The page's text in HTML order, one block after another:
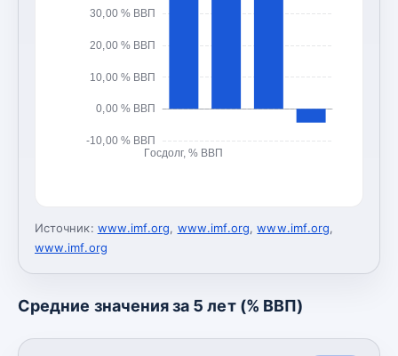
-10,00 % ВВП
0,00 % ВВП
10,00 % ВВП
20,00 % ВВП
30,00 % ВВП
Госдолг, % ВВП
Источник: www.imf.org, www.imf.org,www.imf.org,
www.imf.org
Средние значения за 5 лет (% ВВП)